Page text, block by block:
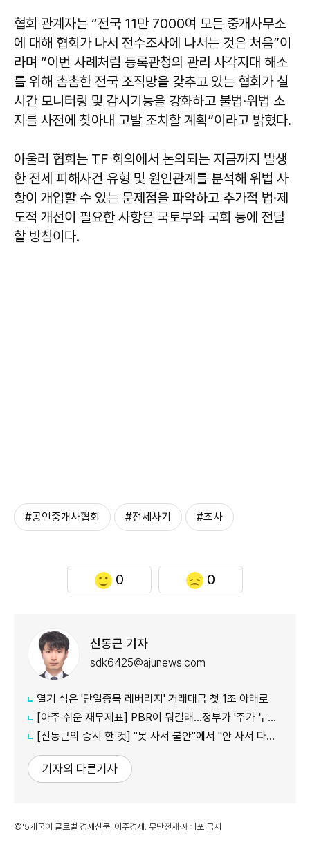
협회 관계자는 “전국 11만 7000여 모든 중개사무소
에 대해 협회가 나서 전수조사에 나서는 것은 처음”이
라며 “이번 사례처럼 등록관청의 관리 사각지대 해소
를 위해 촘촘한 전국 조직망을 갖추고 있는 협회가 실
시간 모니터링 및 감시기능을 강화하고 불법·위법 소
지를 사전에 찾아내 고발 조치할 계획”이라고 밝혔다.
아울러 협회는 TF 회의에서 논의되는 지금까지 발생
한 전세 피해사건 유형 및 원인관계를 분석해 위법 사
항이 개입할 수 있는 문제점을 파악하고 추가적 법·제
도적 개선이 필요한 사항은 국토부와 국회 등에 전달
할 방침이다.
#공인중개사협회 #전세사기 #조사
0 0
신동근 기자
sdk6425@ajunews.com
열기 식은 '단일종목 레버리지' 거래대금 첫 1조 아래로
[아주 쉬운 재무제표] PBR이 뭐길래…정부가 '주가 누르기'에 칼 빼든 이유
[신동근의 증시 한 컷] "못 사서 불안"에서 "안 사서 다행"으로…증시 덮친 '조모'
기자의 다른기사
©'5개국어 글로벌 경제신문' 아주경제. 무단전재·재배포 금지